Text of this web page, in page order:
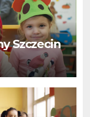
Szczecin